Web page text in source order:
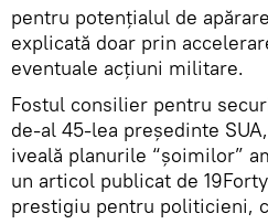
pentru potențialul de
explicată doar prin
eventuale acțiuni militare.
Fostul consilier pentru
de-al 45-lea președinte
iveală planurile “șoimilor”
un articol publicat de
prestigiu pentru politicieni,